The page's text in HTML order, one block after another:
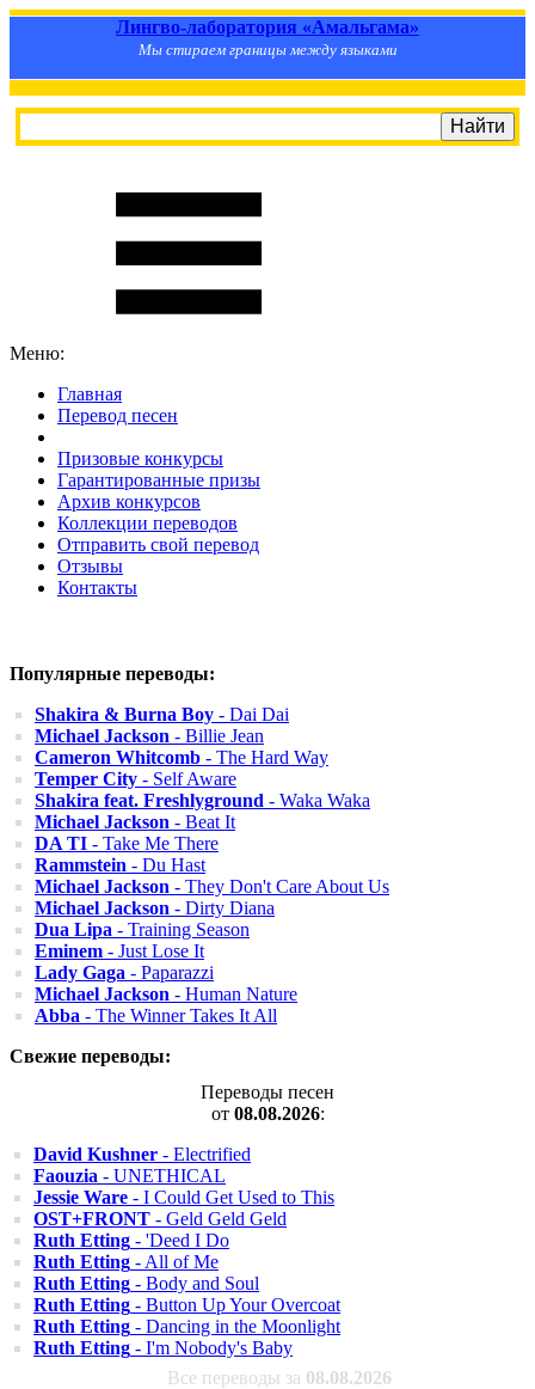
Лингво-лаборатория «Амальгама»
Мы стираем границы между языками
Меню:
Главная
Перевод песен
Призовые конкурсы
Гарантированные призы
Архив конкурсов
Коллекции переводов
Отправить свой перевод
Отзывы
Контакты
Популярные переводы:
Shakira & Burna Boy - Dai Dai
Michael Jackson - Billie Jean
Cameron Whitcomb - The Hard Way
Temper City - Self Aware
Shakira feat. Freshlyground - Waka Waka
Michael Jackson - Beat It
DA TI - Take Me There
Rammstein - Du Hast
Michael Jackson - They Don't Care About Us
Michael Jackson - Dirty Diana
Dua Lipa - Training Season
Eminem - Just Lose It
Lady Gaga - Paparazzi
Michael Jackson - Human Nature
Abba - The Winner Takes It All
Свежие переводы:
Переводы песен
от 08.08.2026:
David Kushner - Electrified
Faouzia - UNETHICAL
Jessie Ware - I Could Get Used to This
OST+FRONT - Geld Geld Geld
Ruth Etting - 'Deed I Do
Ruth Etting - All of Me
Ruth Etting - Body and Soul
Ruth Etting - Button Up Your Overcoat
Ruth Etting - Dancing in the Moonlight
Ruth Etting - I'm Nobody's Baby
Все переводы за 08.08.2026